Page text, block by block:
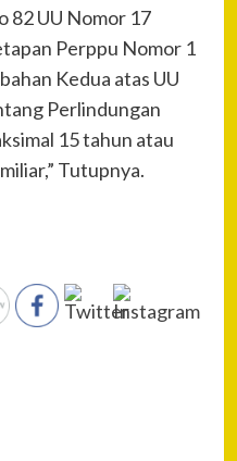
82 UU Nomor 17
Perppu Nomor 1
Kedua atas UU
Perlindungan
15 tahun atau
Tutupnya.